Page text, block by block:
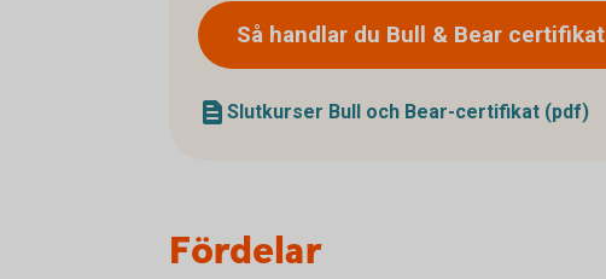
Så handlar du Bull & Bear certifikat
Slutkurser Bull och Bear-certifikat (pdf)
Fördelar